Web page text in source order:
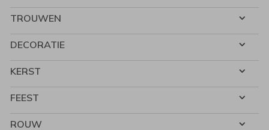
TROUWEN
DECORATIE
KERST
FEEST
ROUW